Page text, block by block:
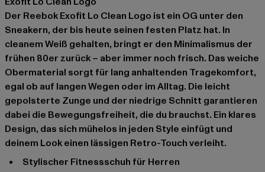
Der Reebok Exofit Lo Clean Logo ist ein OG unter den
Sneakern, der bis heute seinen festen Platz hat. In
cleanem Weiß gehalten, bringt er den Minimalismus der
frühen 80er zurück – aber immer noch frisch. Das weiche
Obermaterial sorgt für lang anhaltenden Tragekomfort,
egal ob auf langen Wegen oder im Alltag. Die leicht
gepolsterte Zunge und der niedrige Schnitt garantieren
dabei die Bewegungsfreiheit, die du brauchst. Ein klares
Design, das sich mühelos in jeden Style einfügt und
deinem Look einen lässigen Retro-Touch verleiht.
stylischer Fitnessschuh für Herren